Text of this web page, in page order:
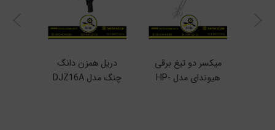
میکسر دو تیغ برقی
هیوندای مدل HP-
دریل همزن دانگ
چنگ مدل DJZ16A